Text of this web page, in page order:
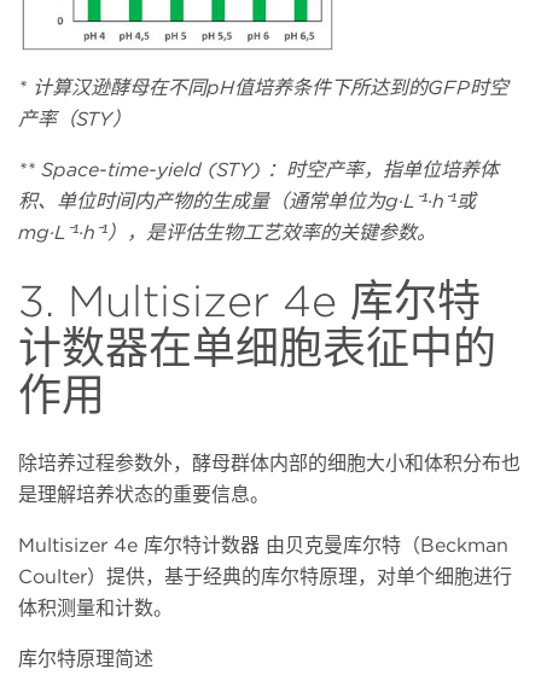
* 计算汉逊酵母在不同pH值培养条件下所达到的GFP时空
产率（STY）
** Space-time-yield (STY) ：时空产率，指单位培养体
积、单位时间内产物的生成量（通常单位为g·L ⁻¹·h ⁻¹或
mg·L ⁻¹·h ⁻¹），是评估生物工艺效率的关键参数。
3. Multisizer 4e 库尔特
计数器在单细胞表征中的
作用
除培养过程参数外，酵母群体内部的细胞大小和体积分布也
是理解培养状态的重要信息。
Multisizer 4e 库尔特计数器 由贝克曼库尔特（Beckman
Coulter）提供，基于经典的库尔特原理，对单个细胞进行
体积测量和计数。
库尔特原理简述